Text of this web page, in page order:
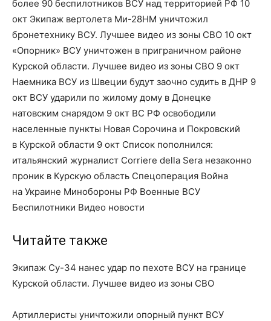
более 90 беспилотников ВСУ над территорией РФ 10
окт Экипаж вертолета Ми-28НМ уничтожил
бронетехнику ВСУ. Лучшее видео из зоны СВО 10 окт
«Опорник» ВСУ уничтожен в приграничном районе
Курской области. Лучшее видео из зоны СВО 9 окт
Наемника ВСУ из Швеции будут заочно судить в ДНР 9
окт ВСУ ударили по жилому дому в Донецке
натовским снарядом 9 окт ВС РФ освободили
населенные пункты Новая Сорочина и Покровский
в Курской области 9 окт Список пополнился:
итальянский журналист Corriere della Sera незаконно
проник в Курскую область Спецоперация Война
на Украине Минобороны РФ Военные ВСУ
Беспилотники Видео новости
Читайте также
Экипаж Су-34 нанес удар по пехоте ВСУ на границе
Курской области. Лучшее видео из зоны СВО
Артиллеристы уничтожили опорный пункт ВСУ